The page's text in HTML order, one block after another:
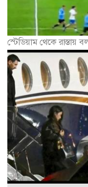
স্টেডিয়াম থেকে রাস্তায়